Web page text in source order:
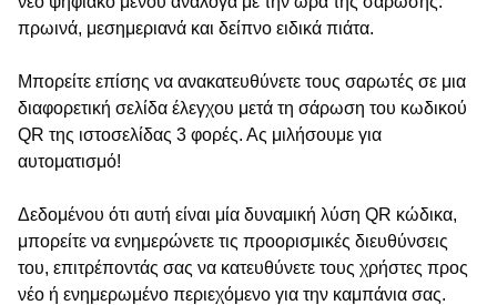
πρωινά, μεσημεριανά και δείπνο ειδικά πιάτα.
Μπορείτε επίσης να ανακατευθύνετε τους σαρωτές σε μια
διαφορετική σελίδα έλεγχου μετά τη σάρωση του κωδικού
QR της ιστοσελίδας 3 φορές. Ας μιλήσουμε για
αυτοματισμό!
Δεδομένου ότι αυτή είναι μία δυναμική λύση QR κώδικα,
μπορείτε να ενημερώνετε τις προορισμικές διευθύνσεις
του, επιτρέποντάς σας να κατευθύνετε τους χρήστες προς
νέο ή ενημερωμένο περιεχόμενο για την καμπάνια σας.